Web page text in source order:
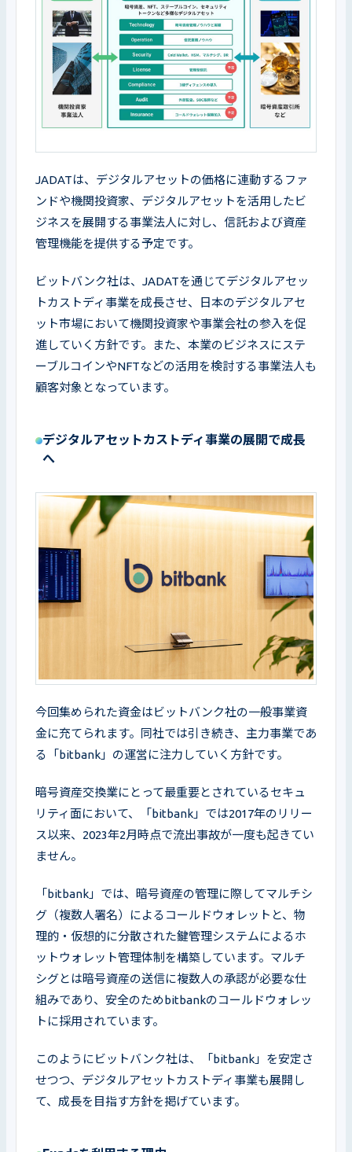
JADATは、デジタルアセットの価格に連動するファ
ンドや機関投資家、デジタルアセットを活用したビ
ジネスを展開する事業法人に対し、信託および資産
管理機能を提供する予定です。
ビットバンク社は、JADATを通じてデジタルアセッ
トカストディ事業を成長させ、日本のデジタルアセ
ット市場において機関投資家や事業会社の参入を促
進していく方針です。また、本業のビジネスにステ
ーブルコインやNFTなどの活用を検討する事業法人も
顧客対象となっています。
デジタルアセットカストディ事業の展開で成長
へ
今回集められた資金はビットバンク社の一般事業資
金に充てられます。同社では引き続き、主力事業であ
る「bitbank」の運営に注力していく方針です。
暗号資産交換業にとって最重要とされているセキュ
リティ面において、「bitbank」では2017年のリリー
ス以来、2023年2月時点で流出事故が一度も起きてい
ません。
「bitbank」では、暗号資産の管理に際してマルチシ
グ（複数人署名）によるコールドウォレットと、物
理的・仮想的に分散された鍵管理システムによるホ
ットウォレット管理体制を構築しています。マルチ
シグとは暗号資産の送信に複数人の承認が必要な仕
組みであり、安全のためbitbankのコールドウォレッ
トに採用されています。
このようにビットバンク社は、「bitbank」を安定さ
せつつ、デジタルアセットカストディ事業も展開し
て、成長を目指す方針を掲げています。